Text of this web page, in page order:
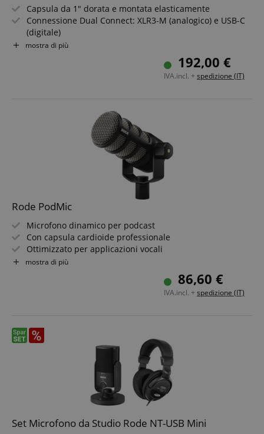
Capsula da 1" dorata e montata elasticamente
Connessione Dual Connect: XLR3-M (analogico) e USB-C
(digitale)
Risposta in frequenza: 20 Hz - 20 kHz
Conversione A/D ad alta risoluzione: fino a 192 kHz di
DSP integrato con filtro passa-alto, noise gate,
cavo XLR, cavo USB-C e sacchetto antipolvere
mostra di più
192,00 €
IVA.incl. + spedizione (IT)
Rode PodMic
Microfono dinamico per podcast
Con capsula cardioide professionale
Ottimizzato per applicazioni vocali
Doppio cestello in acciaio inox e filtro pop interno
Robusta scocca in metallo pieno con rivestimento
mostra di più
86,60 €
IVA.incl. + spedizione (IT)
Set Microfono da Studio Rode NT-USB Mini